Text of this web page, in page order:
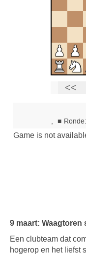
9 maart:
Een clubteam dat
hogerop en het liefst